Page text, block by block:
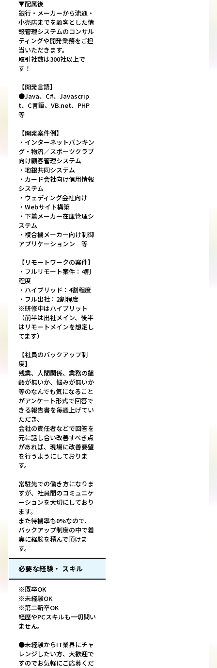
▼配属後
銀行・メーカーから流通・
小売店までを顧客とした情
報管理システムのコンサル
ティングや開発業務をご担
当いただきます。
取引社数は300社以上で
す！
【開発言語】
●Java、C#、Javascrip
t、C言語、VB.net、PHP
等
【開発案件例】
・インターネットバンキン
グ・物流／スポーツクラブ
向け顧客管理システム
・地銀共同システム
・カード会社向け信用情報
システム
・ウェディング会社向け
・Webサイト構築
・下着メーカー在庫管理シ
ステム
・複合機メーカー向け制御
アプリケーションン 等
【リモートワークの案件】
・フルリモート案件：4割
程度
・ハイブリッド：4割程度
・フル出社：2割程度
※研修中はハイブリット
（前半は出社メイン、後半
はリモートメインを想定し
てます）
【社員のバックアップ制
度】
残業、人間関係、業務の齟
齬が無いか、悩みが無いか
等のなんでも気になること
がアンケート形式で回答で
きる報告書を毎週上げてい
ただき、
会社の責任者などで回答を
元に話し合い改善すべき点
があれば、現場に改善要望
を行うようにしておりま
す。
常駐先での働き方になりま
すが、社員間のコミュニケ
ーションを大切にしており
ます。
また待機率も0%なので、
バックアップ制度の中で着
実に経験を積んで頂けま
す。
必要な経験・ スキル
※既卒OK
※未経験OK
※第二新卒OK
経歴やPCスキルも一切問い
ません。
●未経験からIT業界にチャ
レンジしたい方、大歓迎で
すのでお気軽にご応募くだ